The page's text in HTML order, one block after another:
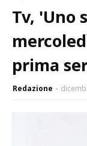
Tv, 'Uno
prima
Redazione